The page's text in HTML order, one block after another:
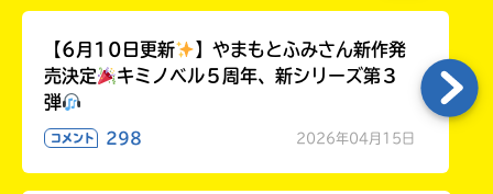
【6月10日更新
】やまもとふみさん新作発
売決定
キミノベル５周年、新シリーズ第３
弾
コメント 298 2026年04月15日